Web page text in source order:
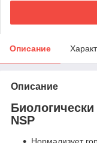
Описание
Описание
NSP